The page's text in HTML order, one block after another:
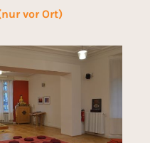
vor Ort)